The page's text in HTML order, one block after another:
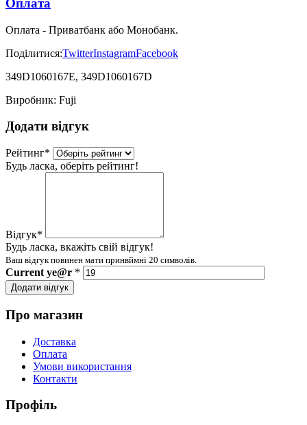
Оплата
Оплата - Приватбанк або Монобанк.
Поділитися:TwitterInstagramFacebook
349D1060167E, 349D1060167D
Виробник: Fuji
Додати відгук
Рейтинг*
Будь ласка, оберіть рейтинг!
Відгук*
Будь ласка, вкажіть свій відгук!
Ваш відгук повинен мати принвймні 20 символів.
Current ye@r *
Додати відгук
Про магазин
Доставка
Оплата
Умови використання
Контакти
Профіль